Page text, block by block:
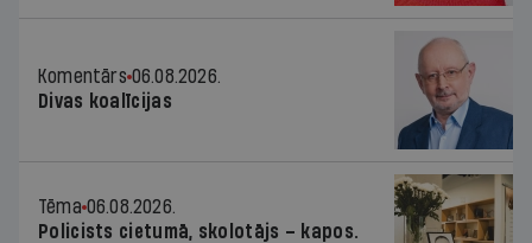
Komentārs 06.08.2026.
Divas koalīcijas
Tēma 06.08.2026.
Policists cietumā, skolotājs – kapos.